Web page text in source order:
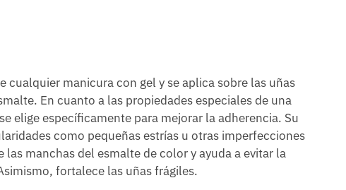
cualquier manicura con gel y se aplica sobre las uñas
En cuanto a las propiedades especiales de una
elige específicamente para mejorar la adherencia. Su
como pequeñas estrías u otras imperfecciones
manchas del esmalte de color y ayuda a evitar la
fortalece las uñas frágiles.